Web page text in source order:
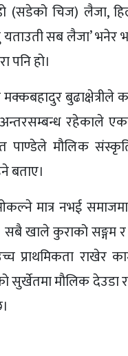
(सडेको चिज) लैजा,
सब लैजा’ भनेर
पनि हो।
बुढाक्षेत्रीले
रहेकाले
मौलिक
बताए।
मात्र नभई
खाले कुराको सङ्गम
राखेर
सुर्खेतमा मौलिक देउडा